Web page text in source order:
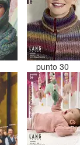
punto 30